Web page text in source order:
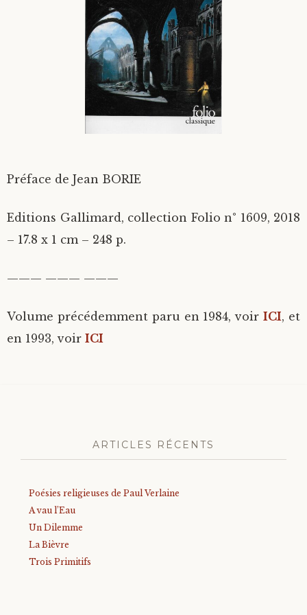
Langues étrangères
Préface de Jean BORIE
Editions Gallimard, collection Folio n° 1609, 2018
– 17.8 x 1 cm – 248 p.
——— ——— ———
Volume précédemment paru en 1984, voirICI, et
en 1993, voir ICI
ARTICLES RÉCENTS
Poésies religieuses de Paul Verlaine
A vau l’Eau
Un Dilemme
La Bièvre
Trois Primitifs